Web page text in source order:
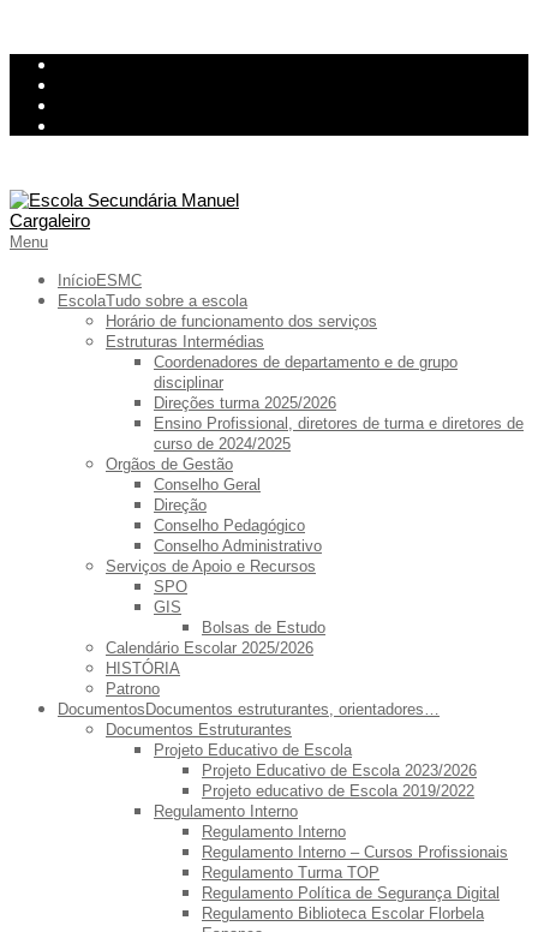
Skip
content
Primary
Menu
Menu
InícioESMC
EscolaTudo sobre a escola
Horário de funcionamento dos serviços
Estruturas Intermédias
Coordenadores de departamento e de grupo
disciplinar
Direções turma 2025/2026
Ensino Profissional, diretores de turma e diretores de
curso de 2024/2025
Orgãos de Gestão
Conselho Geral
Direção
Conselho Pedagógico
Conselho Administrativo
Serviços de Apoio e Recursos
SPO
GIS
Bolsas de Estudo
Calendário Escolar 2025/2026
HISTÓRIA
Patrono
Documentos Documentos estruturantes, orientadores…
Documentos Estruturantes
Projeto Educativo de Escola
Projeto Educativo de Escola 2023/2026
Projeto educativo de Escola 2019/2022
Regulamento Interno
Regulamento Interno
Regulamento Interno – Cursos Profissionais
Regulamento Turma TOP
Regulamento Política de Segurança Digital
Regulamento Biblioteca Escolar Florbela